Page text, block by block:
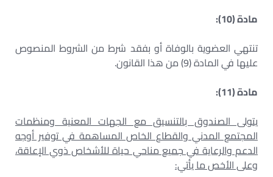
مادة (10):
تنتهي العضوية بالوفاة أو بفقد شرط من الشروط المنصوص
عليها في المادة (9) من هذا القانون.
مادة (11):
يتولى الصندوق بالتنسيق مع الجهات المعنية ومنظمات
المجتمع المدني والقطاع الخاص المساهمة في توفير أوجه
الدعم والرعاية في جميع مناحي حياة للأشخاص ذوي الإعاقة،
وعلى الأخص ما يأتي: